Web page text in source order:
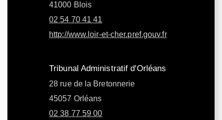
41000 Blois
02 54 70 41 41
http://www.loir-et-cher.pref.gouv.fr
Tribunal Administratif d'Orléans
28 rue de la Bretonnerie
45057 Orléans
02 38 77 59 00